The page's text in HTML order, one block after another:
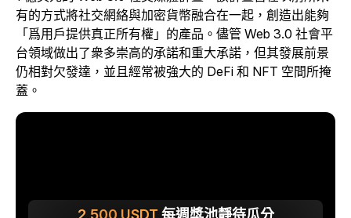
有的方式將社交網絡與加密貨幣融合在一起，創造出能夠
「爲用戶提供真正所有權」的產品。儘管 Web 3.0 社會平
台領域做出了衆多崇高的承諾和重大承諾，但其發展前景
仍相對欠發達，並且經常被強大的 DeFi 和 NFT 空間所掩
蓋。
2,500 USDT 每週獎池靜待瓜分